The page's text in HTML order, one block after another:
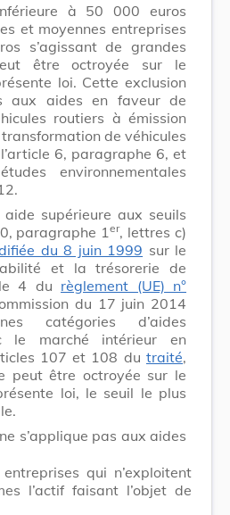
à 50 000 euros
et moyennes entreprises
s’agissant de grandes
être octroyée sur le
loi. Cette exclusion
aux aides en faveur de
routiers à émission
de véhicules
6, paragraphe 6, et
environnementales
supérieure aux seuils
paragraphe 1er, lettres c)
du 8 juin 1999 sur le
et la trésorerie de
4 du règlement (UE) n°
du 17 juin 2014
catégories d’aides
le marché intérieur en
107 et 108 du traité,
peut être octroyée sur le
loi, le seuil le plus
s’applique pas aux aides
qui n’exploitent
l’actif faisant l’objet de